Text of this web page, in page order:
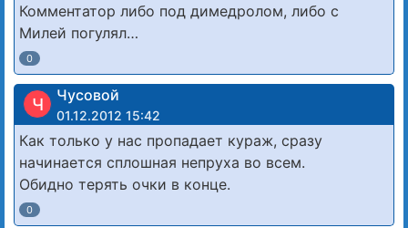
Комментатор либо под димедролом, либо с
Милей погулял…
0
Ч Чусовой
01.12.2012 15:42
Как только у нас пропадает кураж, сразу
начинается сплошная непруха во всем.
Обидно терять очки в конце.
0